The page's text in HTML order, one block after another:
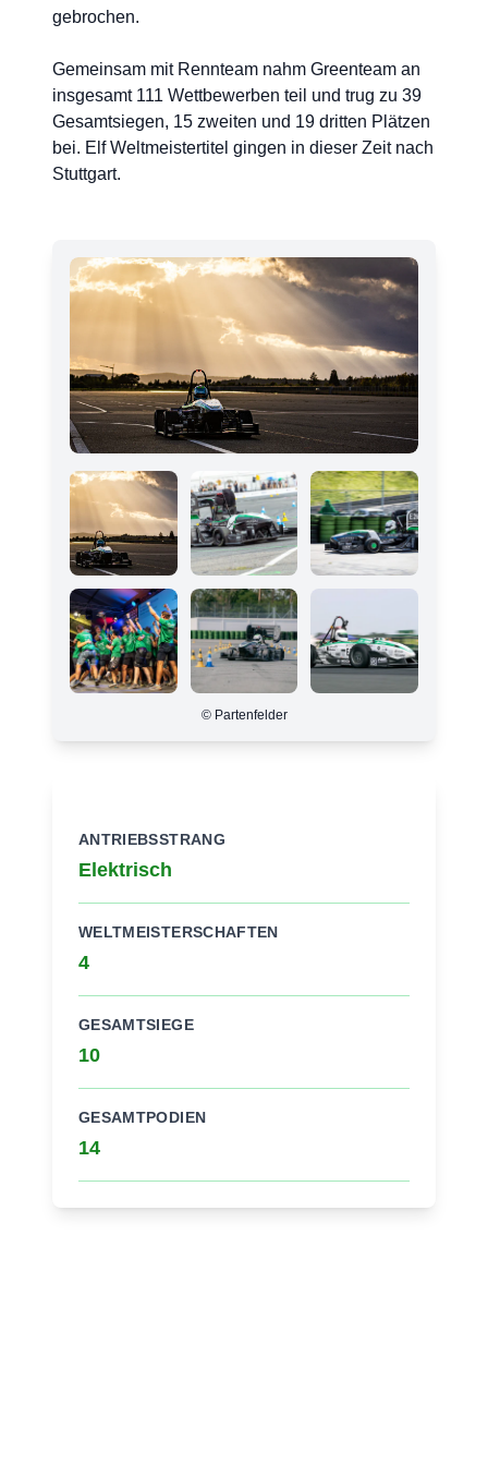
gebrochen.
Gemeinsam mit Rennteam nahm Greenteam an
insgesamt 111 Wettbewerben teil und trug zu 39
Gesamtsiegen, 15 zweiten und 19 dritten Plätzen
bei. Elf Weltmeistertitel gingen in dieser Zeit nach
Stuttgart.
© Partenfelder
ANTRIEBSSTRANG
Elektrisch
WELTMEISTERSCHAFTEN
4
GESAMTSIEGE
10
GESAMTPODIEN
14